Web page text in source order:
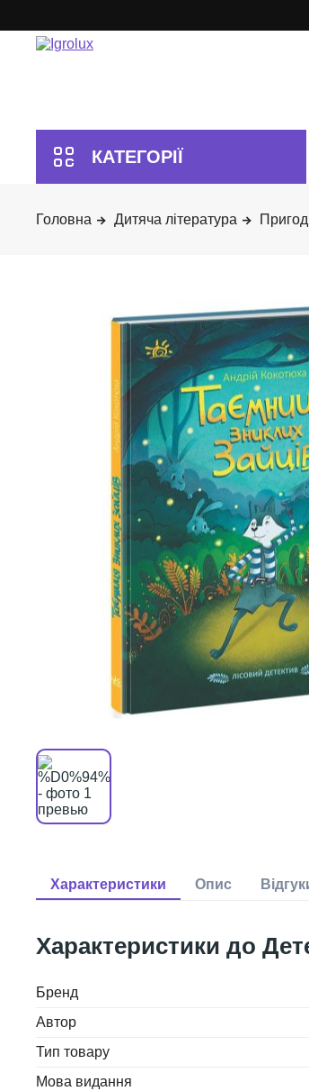
Дитяча література
Бренд
Автор
Тип товару
Мова видання